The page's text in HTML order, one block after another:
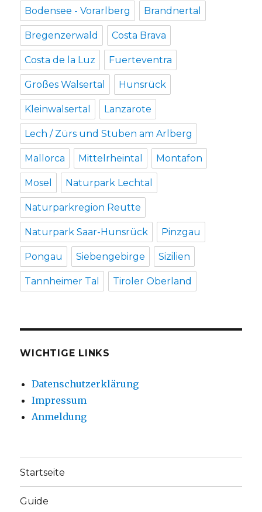
Bodensee - Vorarlberg Brandnertal
Bregenzerwald Costa Brava
Costa de la Luz Fuerteventra
Großes Walsertal Hunsrück
Kleinwalsertal Lanzarote
Lech / Zürs und Stuben am Arlberg
Mallorca Mittelrheintal Montafon
Mosel Naturpark Lechtal
Naturparkregion Reutte
Naturpark Saar-Hunsrück Pinzgau
Pongau Siebengebirge Sizilien
Tannheimer Tal Tiroler Oberland
WICHTIGE LINKS
Datenschutzerklärung
Impressum
Anmeldung
Startseite
Guide